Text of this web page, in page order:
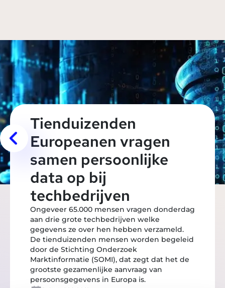
Tienduizenden
Europeanen vragen
samen persoonlijke
data op bij
techbedrijven
Ongeveer 65.000 mensen vragen donderdag
aan drie grote techbedrijven welke
gegevens ze over hen hebben verzameld.
De tienduizenden mensen worden begeleid
door de Stichting Onderzoek
Marktinformatie (SOMI), dat zegt dat het de
grootste gezamenlijke aanvraag van
persoonsgegevens in Europa is.